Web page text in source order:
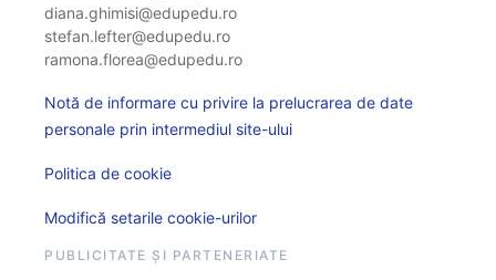
diana.ghimisi@edupedu.ro
stefan.lefter@edupedu.ro
ramona.florea@edupedu.ro
Notă de informare cu privire la prelucrarea de date
personale prin intermediul site-ului
Politica de cookie
Modifică setarile cookie-urilor
PUBLICITATE ȘI PARTENERIATE